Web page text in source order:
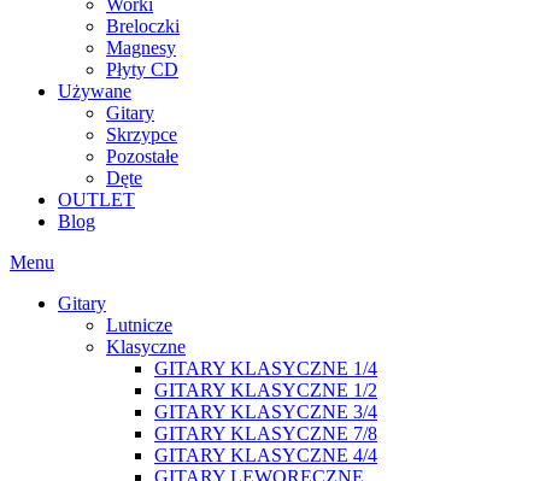
Worki
Breloczki
Magnesy
Płyty CD
Używane
Gitary
Skrzypce
Pozostałe
Dęte
OUTLET
Blog
Menu
Gitary
Lutnicze
Klasyczne
GITARY KLASYCZNE 1/4
GITARY KLASYCZNE 1/2
GITARY KLASYCZNE 3/4
GITARY KLASYCZNE 7/8
GITARY KLASYCZNE 4/4
GITARY LEWORĘCZNE